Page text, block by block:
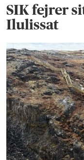
SIK fejrer
Ilulissat